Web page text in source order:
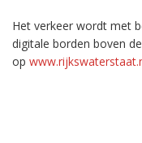
Het verkeer wordt met
digitale borden boven
op